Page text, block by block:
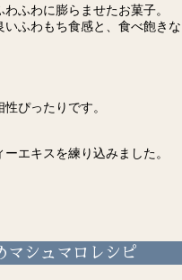
ふわに膨らませたお菓子。
ふわもち食感と、食べ飽き
ぴったりです。
エキスを練り込みました。
マシュマロレシピ